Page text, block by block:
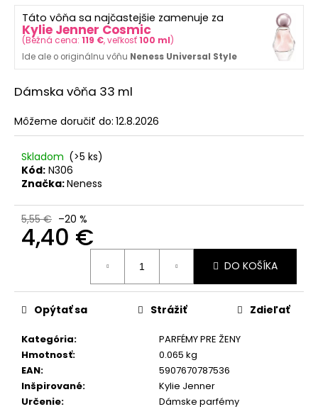
z
hviezdičiek.
Táto vôňa sa najčastejšie zamenuje za
Kylie Jenner Cosmic
(Bežná cena: 119 €, veľkosť100 ml)
Ide ale o originálnu vôňu Neness Universal Style
Dámska vôňa 33 ml
Môžeme doručiť do: 12.8.2026
Skladom (>5 ks)
Kód: N306
Značka:Neness
5,55 € –20 %
4,40 €
DO KOŠÍKA
Kategória:
PARFÉMY PRE ŽENY
Hmotnosť:
0.065 kg
EAN:
5907670787536
Inšpirované:
Kylie Jenner
Určenie:
Dámske parfémy
Opýtať sa Strážiť Zdieľať
a
m
SOL
VERANO
PISTACHIO
BUENO
BODY
MIST
9,50
Pôvodne:
12